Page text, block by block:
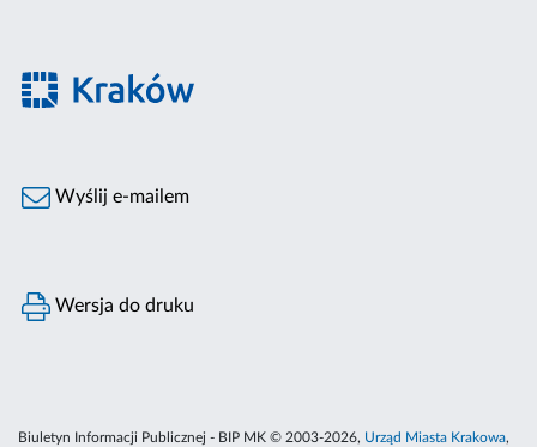
Wyślij e-mailem
Wersja do druku
Biuletyn Informacji Publicznej - BIP MK © 2003-2026, Urząd Miasta Krakowa,